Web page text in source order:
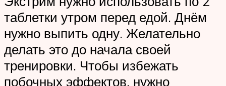
таблетки утром перед едой. Днём
нужно выпить одну. Желательно
делать это до начала своей
тренировки. Чтобы избежать
побочных эффектов, нужно